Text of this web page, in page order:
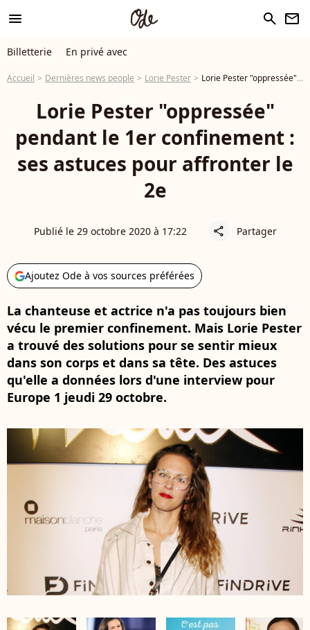
menu search newsletter
Billetterie En privé avec
Accueil Dernières news people Lorie Pester Lorie Pester "oppressée" pendant le 1er confinement : ses astuces pour affronter le 2e
Lorie Pester "oppressée"
pendant le 1er confinement :
ses astuces pour affronter le
2e
Publié le 29 octobre 2020 à 17:22 share Partager
Ajoutez Ode à vos sources préférées
La chanteuse et actrice n'a pas toujours bien
vécu le premier confinement. Mais Lorie Pester
a trouvé des solutions pour se sentir mieux
dans son corps et dans sa tête. Des astuces
qu'elle a données lors d'une interview pour
Europe 1 jeudi 29 octobre.